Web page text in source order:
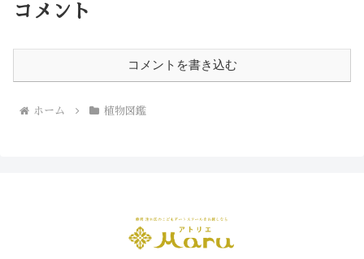
コメント
コメントを書き込む
ホーム 植物図鑑